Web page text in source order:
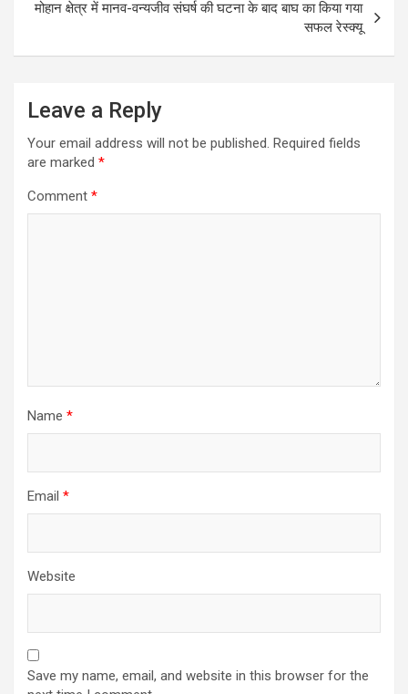
मोहान क्षेत्र में मानव-वन्यजीव संघर्ष की घटना के बाद बाघ का किया गया
सफल रेस्क्यू
Leave a Reply
Your email address will not be published. Required fields
are marked *
Comment *
Name *
Email *
Website
Save my name, email, and website in this browser for the